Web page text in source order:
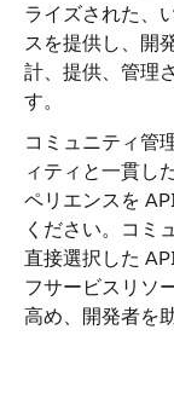
ライズされた、
スを提供し、開
計、提供、管理
す。
コミュニティ管
ィティと一貫し
ペリエンスを
ください。コミ
直接選択した
フサービスリソ
高め、開発者を